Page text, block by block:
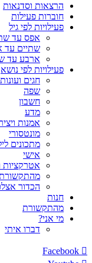
הרצאות וסדנאות
חוברות פעילות
פעילויות לפי גיל
אפס עד
שתיים עד
ארבע עד
פעילויות לפי נושא
חגים ועונות
שפה
חשבון
מדע
אמנות
מונטסורי
מתכונים
אישי
אטרקציות
הכדור
חנות
מהתקשורת
מי אני?
דברו איתי
Facebook